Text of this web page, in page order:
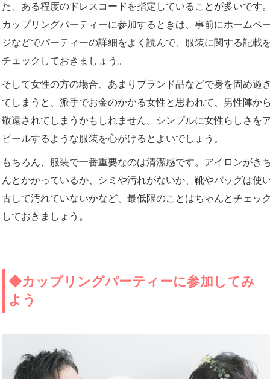
た、ある程度のドレスコードを指定していることが多いです
カップリングパーティーに参加するときは、事前にホームペ
ジなどでパーティーの詳細をよく読んで、服装に関する記載
チェックしておきましょう。
そして女性の方の場合、あまりブランド品などで身を固め過
てしまうと、派手でお金のかかる女性と思われて、男性陣か
敬遠されてしまうかもしれません。シンプルに女性らしさを
ピールするような服装を心がけるとよいでしょう。
もちろん、服装で一番重要なのは清潔感です。アイロンがき
んとかかっているか、シミや汚れがないか、靴やバッグは使
古して汚れていないかなど、最低限のことはちゃんとチェッ
しておきましょう。
◆カップリングパーティーに参加してみ
よう